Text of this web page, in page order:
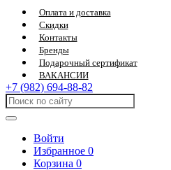
Оплата и доставка
Скидки
Контакты
Бренды
Подарочный сертификат
ВАКАНСИИ
+7 (982) 694-88-82
Войти
Избранное 0
Корзина 0